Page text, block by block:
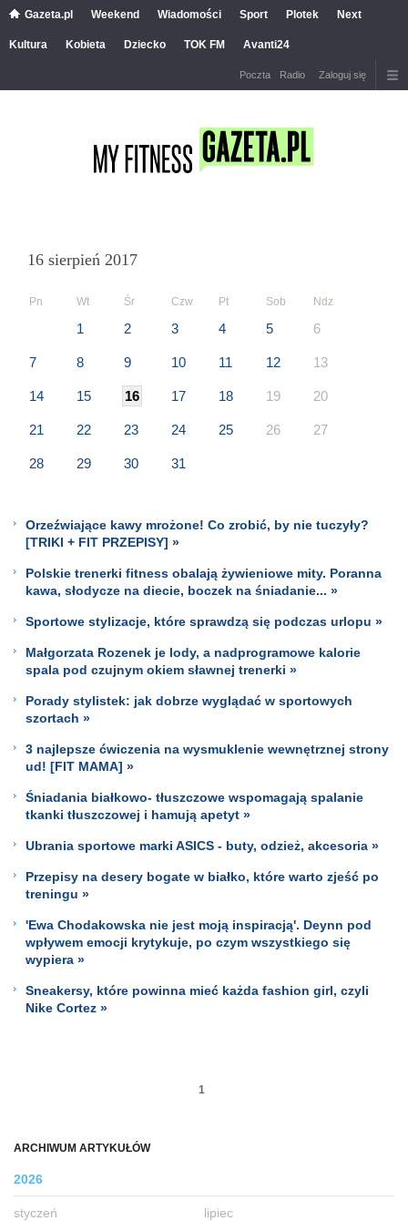
Gazeta.pl Weekend Wiadomości Sport Plotek Next
Kultura Kobieta Dziecko TOK FM Avanti24
Poczta Radio Zaloguj się
ARCHIWUM ARTYKUŁÓW
2026
styczeń
lipiec
16 sierpień 2017
Pn Wt Śr Czw Pt Sob Ndz
1 2 3 4 5 6
7 8 9 10 11 12 13
14 15 16 17 18 19 20
21 22 23 24 25 26 27
28 29 30 31
Orzeźwiające kawy mrożone! Co zrobić, by nie tuczyły?
[TRIKI + FIT PRZEPISY] »
Polskie trenerki fitness obalają żywieniowe mity. Poranna
kawa, słodycze na diecie, boczek na śniadanie... »
Sportowe stylizacje, które sprawdzą się podczas urlopu »
Małgorzata Rozenek je lody, a nadprogramowe kalorie
spala pod czujnym okiem sławnej trenerki »
Porady stylistek: jak dobrze wyglądać w sportowych
szortach »
3 najlepsze ćwiczenia na wysmuklenie wewnętrznej strony
ud! [FIT MAMA] »
Śniadania białkowo- tłuszczowe wspomagają spalanie
tkanki tłuszczowej i hamują apetyt »
Ubrania sportowe marki ASICS - buty, odzież, akcesoria »
Przepisy na desery bogate w białko, które warto zjeść po
treningu »
'Ewa Chodakowska nie jest moją inspiracją'. Deynn pod
wpływem emocji krytykuje, po czym wszystkiego się
wypiera »
Sneakersy, które powinna mieć każda fashion girl, czyli
Nike Cortez »
1